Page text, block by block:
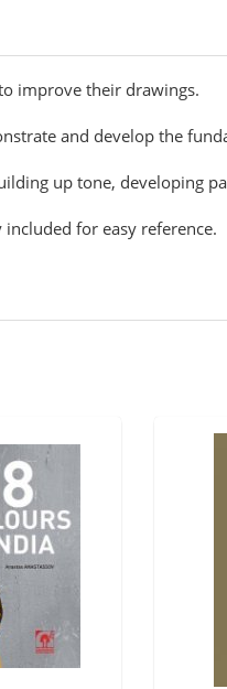
improve their drawings.
and develop the
up tone, developing
for easy reference.